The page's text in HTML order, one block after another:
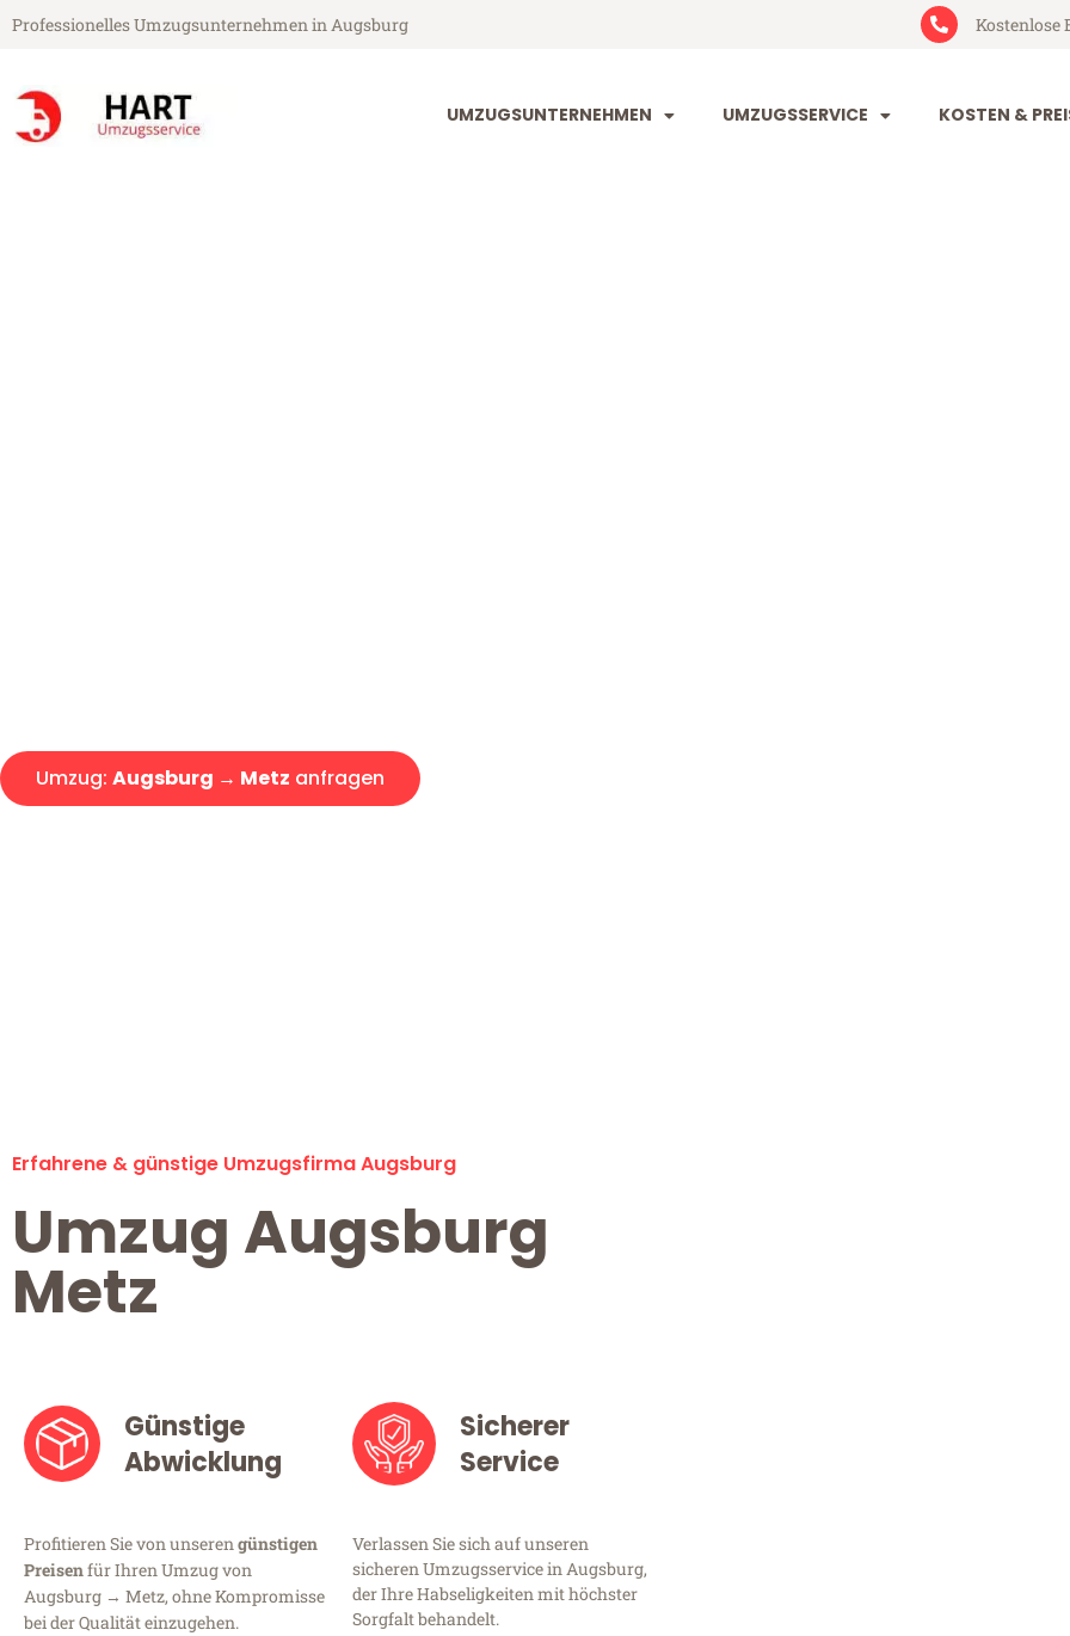
Professionelles Umzugsunternehmen in Augsburg Kostenlose
UMZUGSUNTERNEHMEN UMZUGSSERVICE KOSTEN &
Umzug: Augsburg → Metz anfragen
Erfahrene & günstige Umzugsfirma Augsburg
Umzug Augsburg
Metz
Günstige
Abwicklung
Profitieren Sie von unserengünstigen
Preisenfür Ihren Umzug von
Augsburg → Metz, ohne Kompromisse
bei der Qualität einzugehen.
Sicherer
Service
Verlassen Sie sich auf unseren
sicheren Umzugsservice in Augsburg,
der Ihre Habseligkeiten mit höchster
Sorgfalt behandelt.